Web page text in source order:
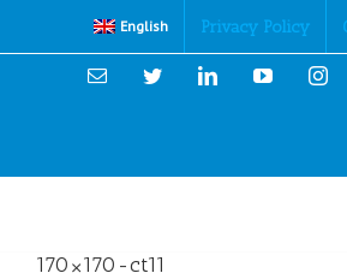
English Privacy Policy
Email TwitterLinkedinYouTube
170×170-ct11